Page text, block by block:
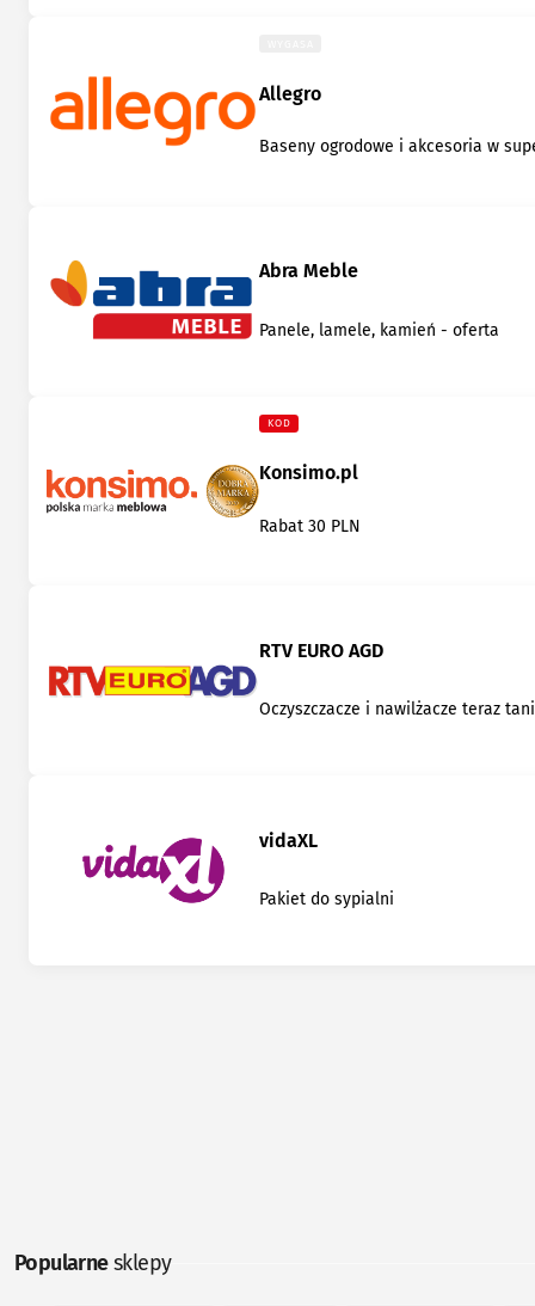
Allegro
Baseny ogrodowe i akcesoria w
Abra Meble
Panele, lamele, kamień - oferta
KOD
Konsimo.pl
Rabat 30 PLN
RTV EURO AGD
Oczyszczacze i nawilżacze teraz
vidaXL
Pakiet do sypialni
Popularnesklepy